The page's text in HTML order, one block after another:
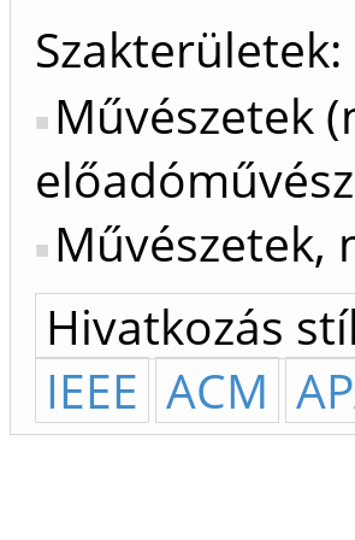
Szakterületek:
Művészetek
Művészetek,
Hivatkozás
IEEE ACM